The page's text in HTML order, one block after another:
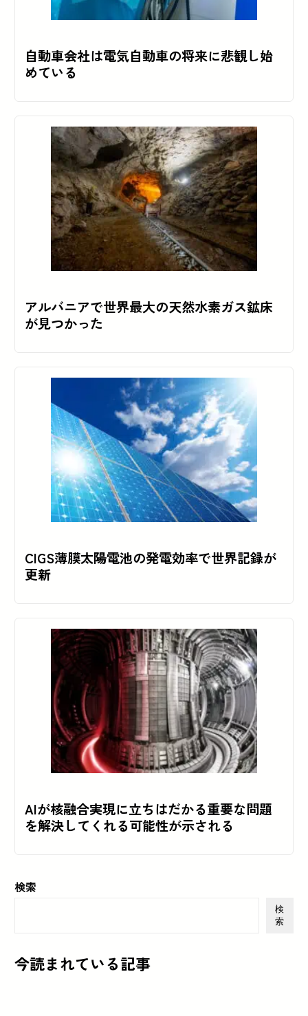
自動車会社は電気自動車の将来に悲観し始
めている
アルバニアで世界最大の天然水素ガス鉱床
が見つかった
CIGS薄膜太陽電池の発電効率で世界記録が
更新
AIが核融合実現に立ちはだかる重要な問題
を解決してくれる可能性が示される
検索
検
索
今読まれている記事